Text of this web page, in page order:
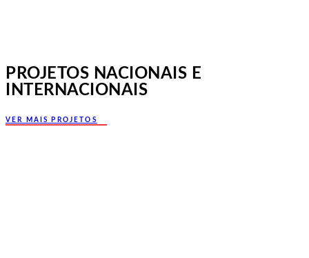
PROJETOS NACIONAIS E
INTERNACIONAIS
VER MAIS PROJETOS